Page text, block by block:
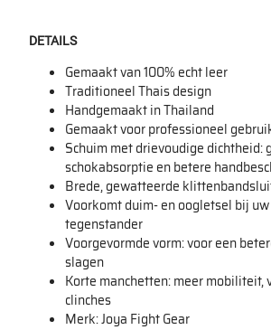
DETAILS
Gemaakt van 100% echt leer
Traditioneel Thais design
Handgemaakt in Thailand
Gemaakt voor professioneel
Schuim met drievoudige dichtheid:
schokabsorptie en betere
Brede, gewatteerde
Voorkomt duim- en oogletsel bij
tegenstander
Voorgevormde vorm: voor een
slagen
Korte manchetten: meer mobiliteit,
clinches
Merk: Joya Fight Gear